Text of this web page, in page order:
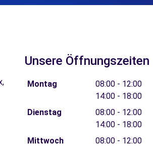
Unsere Öffnungszeiten
Montag
08:00 - 12:00
14:00 - 18:00
Dienstag
08:00 - 12:00
14:00 - 18:00
Mittwoch
08:00 - 12:00